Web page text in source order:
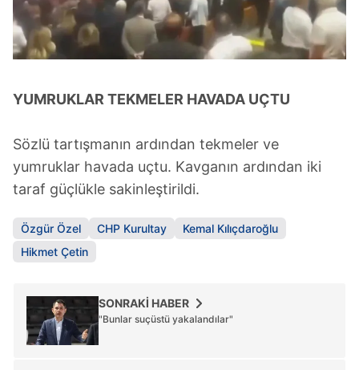
YUMRUKLAR TEKMELER HAVADA UÇTU
Sözlü tartışmanın ardından tekmeler ve
yumruklar havada uçtu. Kavganın ardından iki
taraf güçlükle sakinleştirildi.
Özgür Özel CHP Kurultay
Kemal Kılıçdaroğlu
Hikmet Çetin
SONRAKİ HABER
"Bunlar suçüstü yakalandılar"